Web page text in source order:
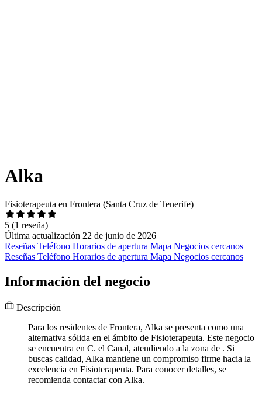
Alka
Fisioterapeuta en Frontera (Santa Cruz de Tenerife)
5 (1 reseña)
Última actualización 22 de junio de 2026
Reseñas Teléfono Horarios de apertura Mapa Negocios cercanos
Reseñas Teléfono Horarios de apertura Mapa Negocios cercanos
Información del negocio
Descripción
Para los residentes de Frontera, Alka se presenta como una
alternativa sólida en el ámbito de Fisioterapeuta. Este negocio
se encuentra en C. el Canal, atendiendo a la zona de . Si
buscas calidad, Alka mantiene un compromiso firme hacia la
excelencia en Fisioterapeuta. Para conocer detalles, se
recomienda contactar con Alka.